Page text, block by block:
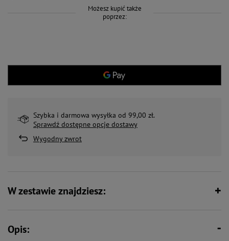
Możesz kupić także
poprzez:
Szybka i darmowa wysyłka od 99,00 zł.
Sprawdź dostępne opcje dostawy
Wygodny zwrot
W zestawie znajdziesz:
Opis: